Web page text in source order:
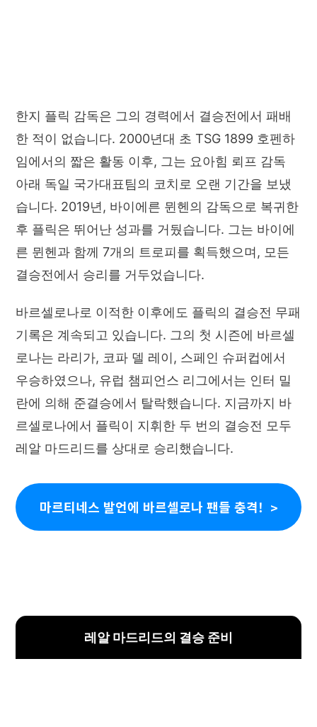
한지 플릭 감독은 그의 경력에서 결승전에서 패배
한 적이 없습니다. 2000년대 초 TSG 1899 호펜하
임에서의 짧은 활동 이후, 그는 요아힘 뢰프 감독
아래 독일 국가대표팀의 코치로 오랜 기간을 보냈
습니다. 2019년, 바이에른 뮌헨의 감독으로 복귀한
후 플릭은 뛰어난 성과를 거뒀습니다. 그는 바이에
른 뮌헨과 함께 7개의 트로피를 획득했으며, 모든
결승전에서 승리를 거두었습니다.
바르셀로나로 이적한 이후에도 플릭의 결승전 무패
기록은 계속되고 있습니다. 그의 첫 시즌에 바르셀
로나는 라리가, 코파 델 레이, 스페인 슈퍼컵에서
우승하였으나, 유럽 챔피언스 리그에서는 인터 밀
란에 의해 준결승에서 탈락했습니다. 지금까지 바
르셀로나에서 플릭이 지휘한 두 번의 결승전 모두
레알 마드리드를 상대로 승리했습니다.
마르티네스 발언에 바르셀로나 팬들 충격!
레알 마드리드의 결승 준비